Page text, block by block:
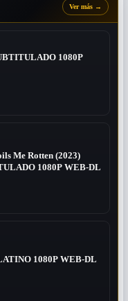
Ver más →
1080P
Me Rotten (2023)
1080P WEB-DL
1080P WEB-DL